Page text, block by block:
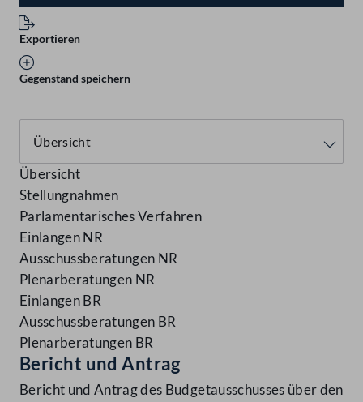
Exportieren
Gegenstand speichern
Übersicht
Stellungnahmen
Parlamentarisches Verfahren
Einlangen NR
Ausschussberatungen NR
Plenarberatungen NR
Einlangen BR
Ausschussberatungen BR
Plenarberatungen BR
Bericht und Antrag
Bericht und Antrag des Budgetausschusses über den